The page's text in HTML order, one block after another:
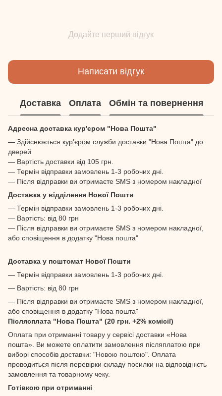
Додайте перший відгук
Написати відгук
Доставка Оплата Обмін та повернення
Адресна доставка кур'єром "Нова Пошта"
— Здійснюється кур'єром служби доставки "Нова Пошта" до
дверей
— Вартість доставки від 105 грн.
— Термін відправки замовлень 1-3 робочих дні.
— Після відправки ви отримаєте SMS з номером накладної
Доставка у відділення Нової Пошти
— Термін відправки замовлень 1-3 робочих дні.
— Вартість: від 80 грн
— Після відправки ви отримаєте SMS з номером накладної,
або сповіщення в додатку "Нова пошта"
Доставка у поштомат Нової Пошти
— Термін відправки замовлень 1-3 робочих дні.
— Вартість: від 80 грн
— Після відправки ви отримаєте SMS з номером накладної,
або сповіщення в додатку "Нова пошта"
Післясплата "Нова Пошта" (20 грн. +2% комісії)
Оплата при отриманні товару у сервісі доставки «Нова
пошта». Ви можете оплатити замовлення післяплатою при
виборі способів доставки: "Новою поштою". Оплата
проводиться після перевірки складу посилки на відповідність
замовлення та товарному чеку.
Готівкою при отриманні